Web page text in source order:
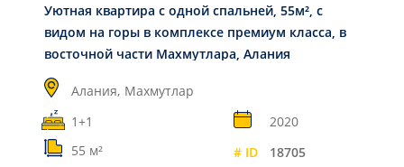
Уютная квартира с одной спальней, 55м², с
видом на горы в комплексе премиум класса, в
восточной части Махмутлара, Алания
Алания, Махмутлар
1+1
2020
55 м²
# ID 18705